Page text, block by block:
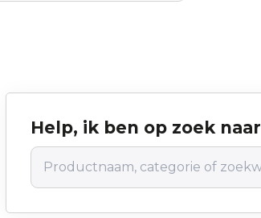
Help, ik ben op zoek